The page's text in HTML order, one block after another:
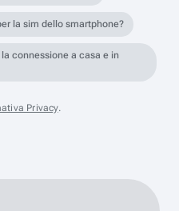
la sim dello smartphone?
connessione a casa e in
Privacy.